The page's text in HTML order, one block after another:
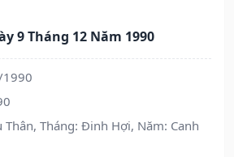
9 Tháng 12 Năm 1990
Thân, Tháng: Đinh Hợi, Năm: Canh